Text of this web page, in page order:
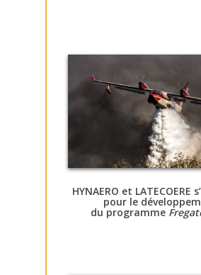
HYNAERO et LATECOERE
pour le
du programme